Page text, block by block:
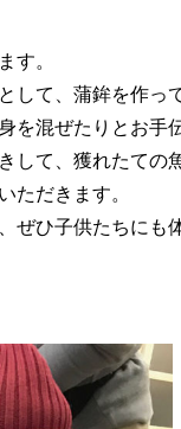
す。
して、蒲鉾を作っ
混ぜたりとお手
して、獲れたての
ただきます。
ぜひ子供たちにも